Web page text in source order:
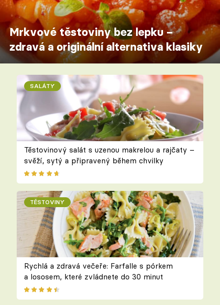
Mrkvové těstoviny bez lepku –
zdravá a originální alternativa klasiky
SALÁTY
Těstovinový salát s uzenou makrelou a rajčaty –
svěží, sytý a připravený během chvilky
TĚSTOVINY
Rychlá a zdravá večeře: Farfalle s pórkem
a lososem, které zvládnete do 30 minut